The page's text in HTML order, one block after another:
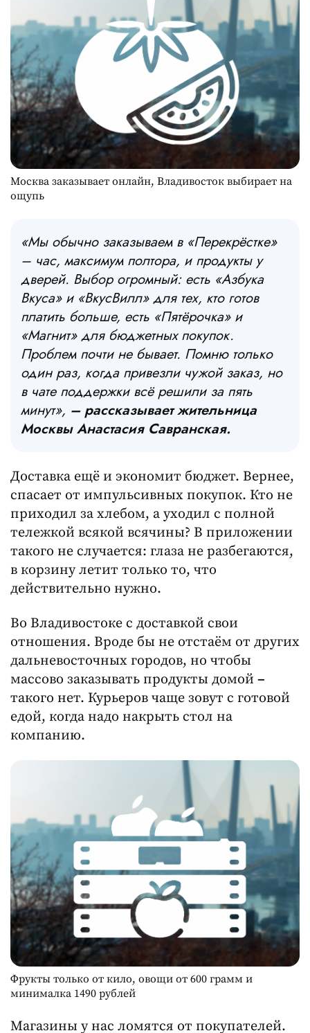
Москва заказывает онлайн, Владивосток выбирает на
ощупь
«Мы обычно заказываем в «Перекрёстке»
– час, максимум полтора, и продукты у
дверей. Выбор огромный: есть «Азбука
Вкуса» и «ВкусВилл» для тех, кто готов
платить больше, есть «Пятёрочка» и
«Магнит» для бюджетных покупок.
Проблем почти не бывает. Помню только
один раз, когда привезли чужой заказ, но
в чате поддержки всё решили за пять
минут», – рассказывает жительница
Москвы Анастасия Савранская.
Доставка ещё и экономит бюджет. Вернее,
спасает от импульсивных покупок. Кто не
приходил за хлебом, а уходил с полной
тележкой всякой всячины? В приложении
такого не случается: глаза не разбегаются,
в корзину летит только то, что
действительно нужно.
Во Владивостоке с доставкой свои
отношения. Вроде бы не отстаём от других
дальневосточных городов, но чтобы
массово заказывать продукты домой –
такого нет. Курьеров чаще зовут с готовой
едой, когда надо накрыть стол на
компанию.
Фрукты только от кило, овощи от 600 грамм и
минималка 1490 рублей
Магазины у нас ломятся от покупателей.